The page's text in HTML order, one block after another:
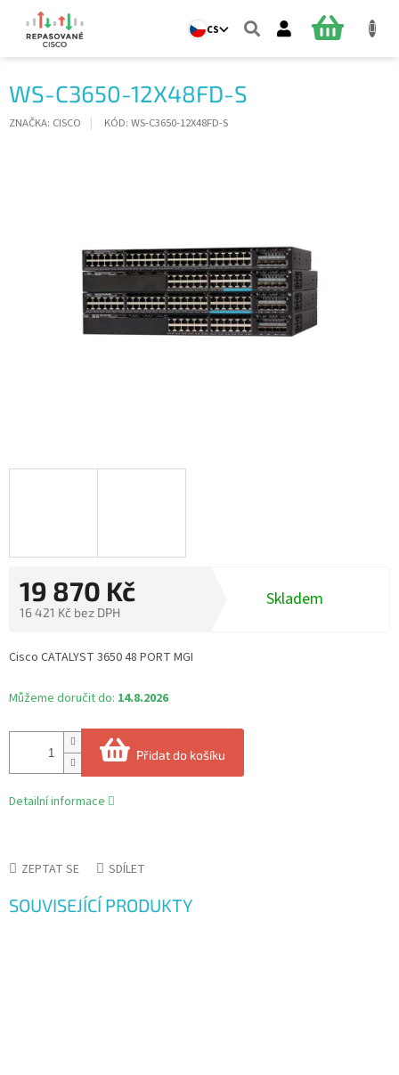
obsah
CS
NÁKUPNÍ
WS-C3650-12X48FD-S
ZNAČKA: CISCO KÓD: WS-C3650-12X48FD-S
19 870 Kč
16 421 Kč bez DPH
cena:
Skladem
Můžeme doručit do: 14.8.2026
Přidat do košíku
Cisco CATALYST 3650 48 PORT MGI
Detailní informace
ZEPTAT SE SDÍLET
SOUVISEJÍCÍ PRODUKTY